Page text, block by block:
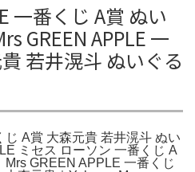
一番くじ A賞 ぬい
GREEN APPLE 一
若井滉斗 ぬいぐる
A賞 大森元貴 若井滉斗 ぬい
ミセス ローソン 一番くじ A
GREEN APPLE 一番くじ